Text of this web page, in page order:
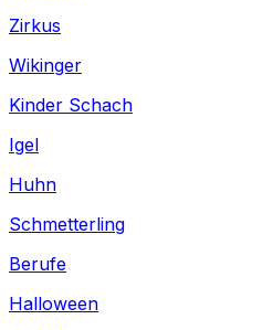
Zirkus
Wikinger
Kinder Schach
Igel
Huhn
Schmetterling
Berufe
Halloween